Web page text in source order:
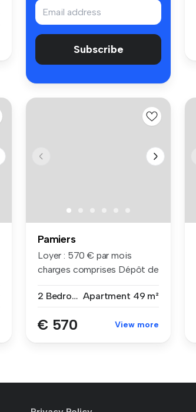
Subscribe
Pamiers
Loyer : 570 € par mois
charges comprises Dépôt de
2 Bedrooms Apartment 49 m²
€ 570 View more